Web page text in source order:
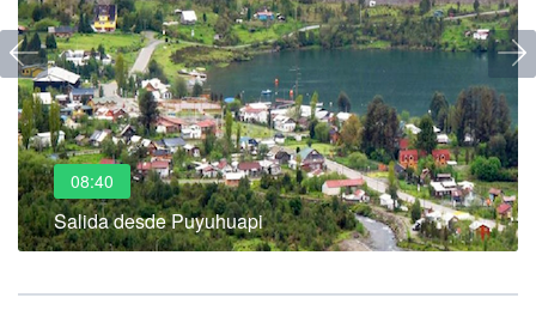
08:40
Salida desde Puyuhuapi